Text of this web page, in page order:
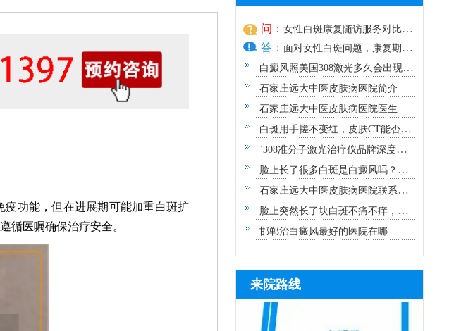
功能，但在进展期可能加重白斑扩
循医嘱确保治疗安全。
问： 女性白斑康复随访服务对比：
好医院该做到哪些
答： 面对女性白斑问题，康复期的
随访服
白癜风照美国308激光多久会出现效
果？
石家庄远大中医皮肤病医院简介
石家庄远大中医皮肤病医院医生
白斑用手搓不变红，皮肤CT能否确
诊白癜风？
`308准分子激光治疗仪品牌深度解
析：专业视角下的优选指南`
脸上长了很多白斑是白癜风吗？需
要做哪些检查？
石家庄远大中医皮肤病医院联系方
式地址
脸上突然长了块白斑不痛不痒，原
因及应对指南
邯郸治白癜风最好的医院在哪
来院路线